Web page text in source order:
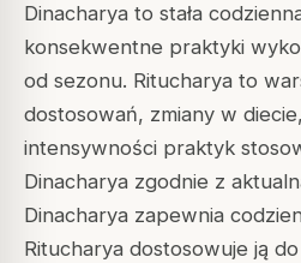
Dinacharya to stała
konsekwentne praktyki
od sezonu. Ritucharya to
dostosowań, zmiany w
intensywności praktyk
Dinacharya zgodnie z
Dinacharya zapewnia
Ritucharya dostosowuje ją